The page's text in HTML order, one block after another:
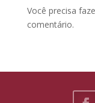
Você precisa
comentário.